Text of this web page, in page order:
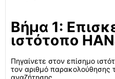
Βήμα 1:
ιστότοπο
Πηγαίνετε στον επίσημο
τον αριθμό παρακολούθησης
αναζήτησης.